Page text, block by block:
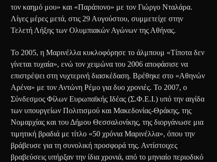
τον καημό μου» και «Παράπονο» με τον Γιώργο Νταλάρα.
Λίγες μέρες μετά, στις 29 Αυγούστου, συμμετείχε στην
Τελετή Λήξης των Ολυμπιακών Αγώνων της Αθήνας.
Το 2005, η Μαρινέλλα κυκλοφόρησε το άλμπουμ «Τίποτα δεν
γίνεται τυχαία», ενώ τον χειμώνα του 2006 αποφάσισε να
επιστρέψει στη νυχτερινή διασκέδαση. Βρέθηκε στο «Αθηνών
Αρένα» με τον Αντώνη Ρέμο για δυο χρονιές. Το 2007, ο
Σύνδεσμος Φίλων Ευρωπαϊκής Ιδέας (Σ.Φ.Ε.Ι.) υπό την αιγίδα
των υπουργείων Πολιτισμού και Μακεδονίας-Θράκης, της
Νομαρχίας και του Δήμου Θεσσαλονίκης, της διοργάνωσε μια
τιμητική βραδιά με τίτλο «50 χρόνια Μαρινέλλα», όπου την
βράβευσε για τη συνολική προσφορά της. Αντίστοιχες
βραβεύσεις υπήρξαν την ίδια χρονιά, από το μηνιαίο περιοδικό